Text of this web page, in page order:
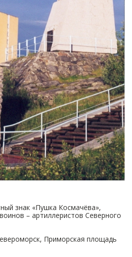
знак «Пушка Космачёва»,
– артиллеристов Северного
Приморская площадь